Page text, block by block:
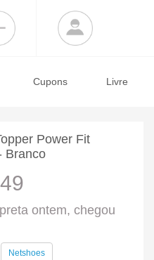
Cupons Livre
Power Fit
Branco
ontem, chegou
Netshoes